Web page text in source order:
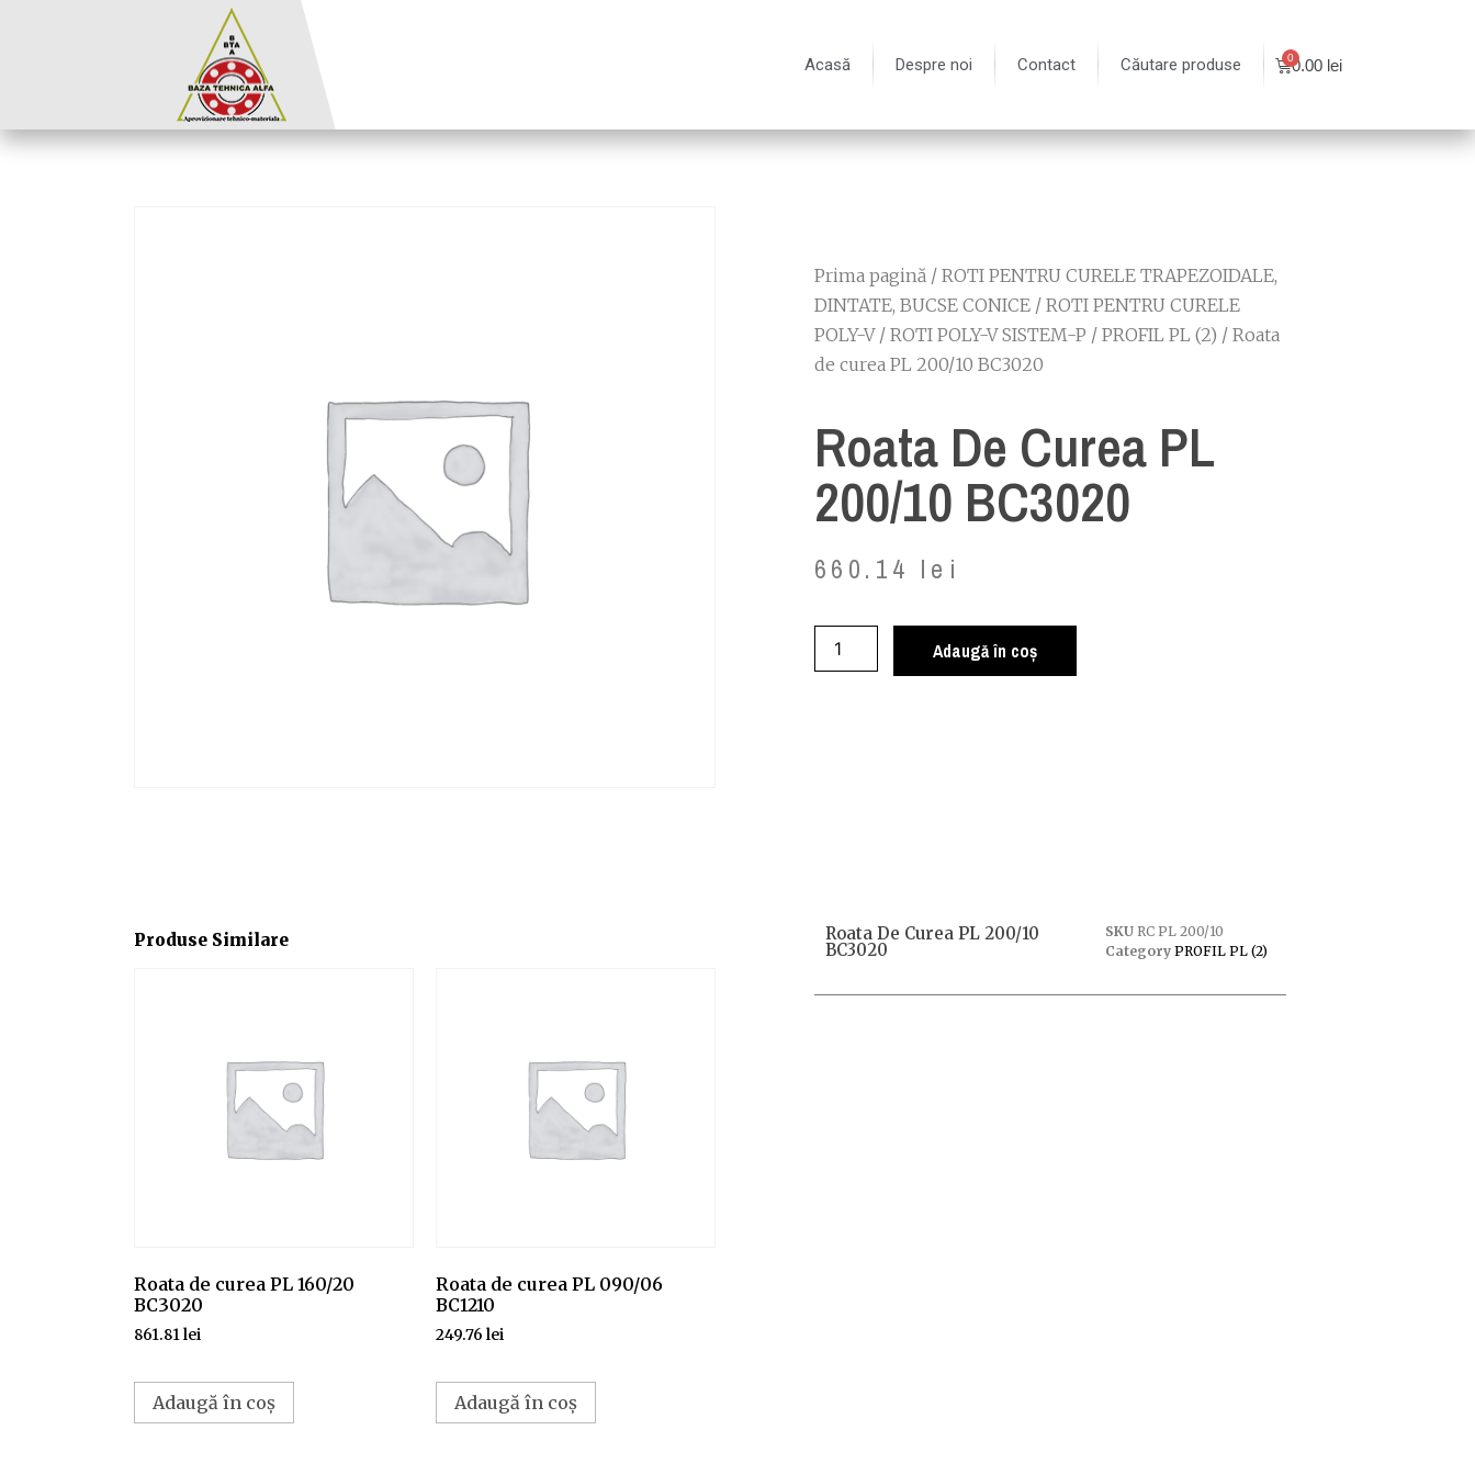
Acasă Despre noi Contact Căutare produse 0.00 lei
Prima pagină / ROTI PENTRU CURELE TRAPEZOIDALE,
DINTATE, BUCSE CONICE / ROTI PENTRU CURELE
POLY-V/ ROTI POLY-V SISTEM-P / PROFIL PL (2) / Roata
de curea PL 200/10 BC3020
Roata De Curea PL
200/10 BC3020
660.14 lei
Adaugă în coș
Produse Similare
Roata de curea PL 160/20
BC3020
861.81lei
Adaugă în coș
Roata de curea PL 090/06
BC1210
249.76 lei
Adaugă în coș
Roata De Curea PL 200/10
BC3020
SKU RC PL 200/10
Category PROFIL PL (2)